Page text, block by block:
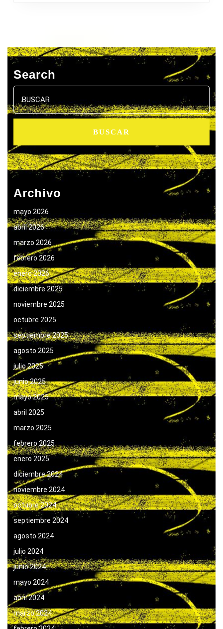
Search
Buscar:
Archivo
mayo 2026
abril 2026
marzo 2026
febrero 2026
enero 2026
diciembre 2025
noviembre 2025
octubre 2025
septiembre 2025
agosto 2025
julio 2025
junio 2025
mayo 2025
abril 2025
marzo 2025
febrero 2025
enero 2025
diciembre 2024
noviembre 2024
octubre 2024
septiembre 2024
agosto 2024
julio 2024
junio 2024
mayo 2024
abril 2024
marzo 2024